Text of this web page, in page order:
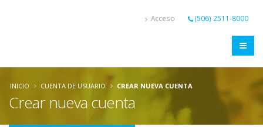
Acceso (506) 2511-8000
INICIO CUENTA DE USUARIO CREAR NUEVA CUENTA
Crear nueva cuenta